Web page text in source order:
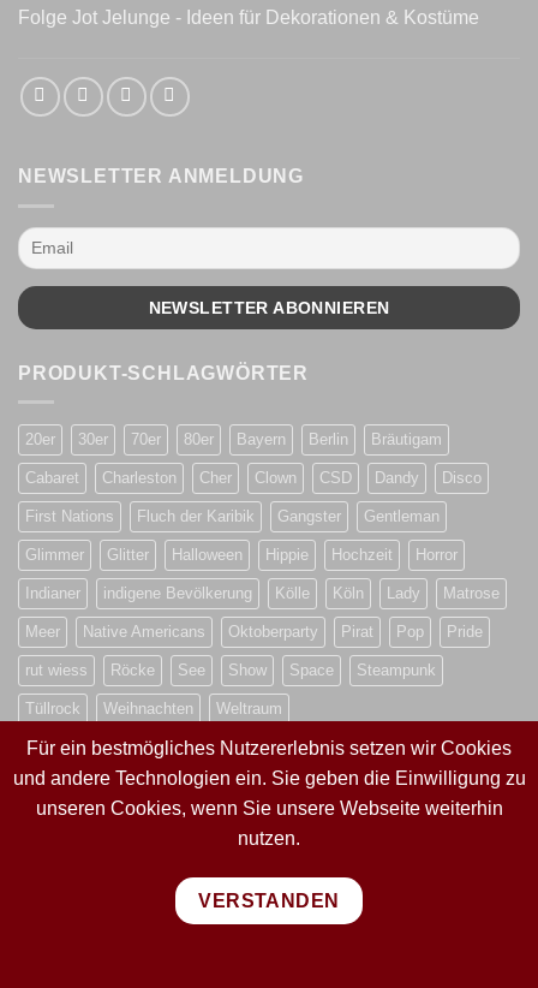
Folge Jot Jelunge - Ideen für Dekorationen & Kostüme
NEWSLETTER ANMELDUNG
PRODUKT-SCHLAGWÖRTER
20er 30er 70er 80er Bayern Berlin Bräutigam
Cabaret Charleston Cher Clown CSD Dandy Disco
First Nations Fluch der Karibik Gangster Gentleman
Glimmer Glitter Halloween Hippie Hochzeit Horror
Indianer indigene Bevölkerung Kölle Köln Lady Matrose
Meer Native Americans Oktoberparty Pirat Pop Pride
rut wiess Röcke See Show Space Steampunk
Tüllrock Weihnachten Weltraum
VERTRAG WIDERRUFEN
Für ein bestmögliches Nutzererlebnis setzen wir Cookies
und andere Technologien ein. Sie geben die Einwilligung zu
unseren Cookies, wenn Sie unsere Webseite weiterhin
nutzen.
VERSTANDEN